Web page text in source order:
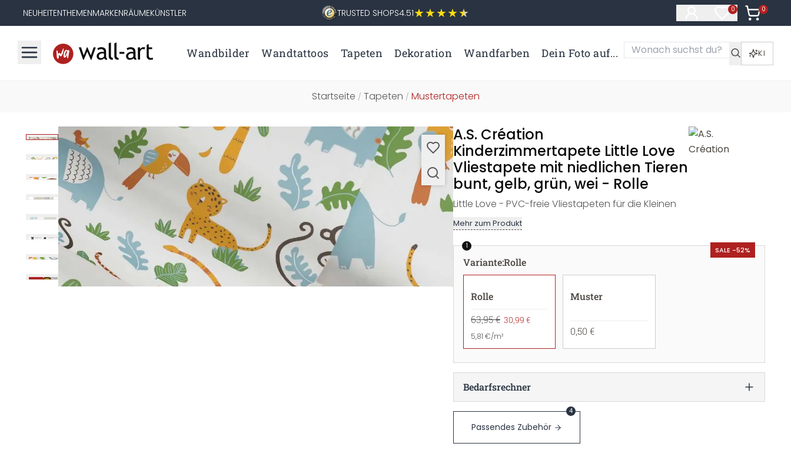
NEUHEITENTHEMENMARKENRÄUMEKÜNSTLER TRUSTED SHOPS4.51 0
Artikel im
0
Artikel
Wandbilder Wandtattoos Tapeten Dekoration Wandfarben Dein Foto auf... KI
Startseite / Tapeten / Mustertapeten
A.S. Création
Kinderzimmertapete Little Love
Vliestapete mit niedlichen Tieren
bunt, gelb, grün, wei - Rolle
Little Love - PVC-freie Vliestapeten für die Kleinen
Mehr zum Produkt
SALE -52%
1
Variante:Rolle
Rolle
63,95 € 30,99 €
5,81 €/m²
Muster
0,50 €
Bedarfsrechner
Passendes Zubehör
4